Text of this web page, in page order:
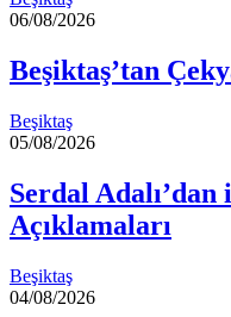
06/08/2026
Beşiktaş’tan
Beşiktaş
05/08/2026
Serdal
Açıklamaları
Beşiktaş
04/08/2026